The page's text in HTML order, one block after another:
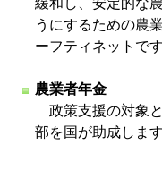
緩和し、安定的な
うにするための農
ーフティネットで
農業者年金
政策支援の対象
部を国が助成しま